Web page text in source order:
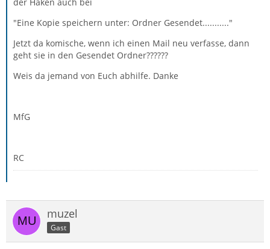
"Eine Kopie speichern unter: Ordner Gesendet..........."
Jetzt da komische, wenn ich einen Mail neu verfasse, dann
geht sie in den Gesendet Ordner??????
Weis da jemand von Euch abhilfe. Danke
MfG
RC
muzel
Gast